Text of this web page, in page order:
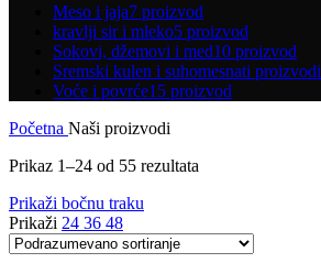
Meso i jaja7 proizvod
kravlji sir i mleko5 proizvod
Sokovi, džemovi i med10 proizvod
Sremski kulen i suhomesnati proizvodi
Voće i povrće15 proizvod
Početna Naši proizvodi
Prikaz 1–24 od 55 rezultata
Prikaži bočnu traku
Prikaži 24 36 48